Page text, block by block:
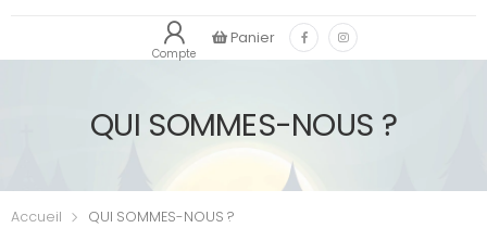
Compte
Panier
QUI SOMMES-NOUS ?
Accueil QUI SOMMES-NOUS ?